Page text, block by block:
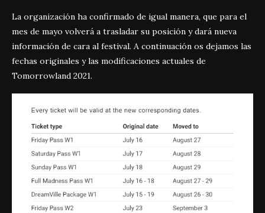
La organización ha confirmado de igual manera, que para el
mes de mayo volverá a trasladar su posición y dará nueva
información de cara al festival. A continuación os dejamos las
fechas originales y las modificaciones actuales de
Tomorrowland 2021.